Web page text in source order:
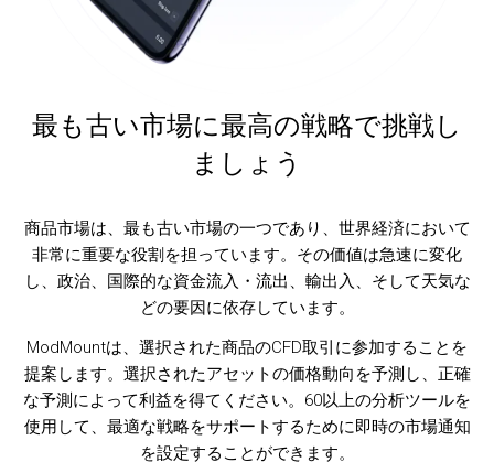
最も古い市場に最高の戦略で挑戦し
ましょう
商品市場は、最も古い市場の一つであり、世界経済において
非常に重要な役割を担っています。その価値は急速に変化
し、政治、国際的な資金流入・流出、輸出入、そして天気な
どの要因に依存しています。
ModMountは、選択された商品のCFD取引に参加することを
提案します。選択されたアセットの価格動向を予測し、正確
な予測によって利益を得てください。60以上の分析ツールを
使用して、最適な戦略をサポートするために即時の市場通知
を設定することができます。